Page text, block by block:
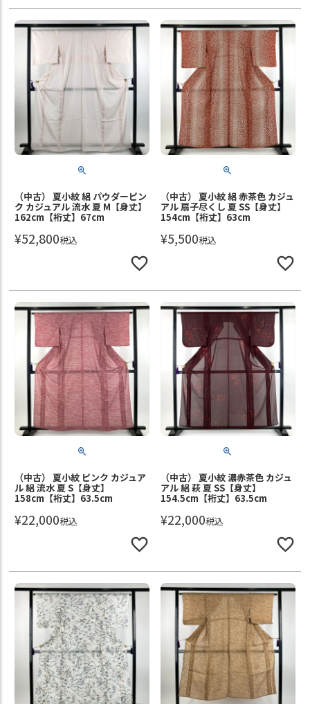
（中古） 夏小紋 絽 パウダーピン
ク カジュアル 流水 夏 M【身丈】
162cm【裄丈】67cm
¥52,800税込
（中古） 夏小紋 絽 赤茶色 カジュ
アル 扇子尽くし 夏 SS【身丈】
154cm【裄丈】63cm
¥5,500税込
（中古） 夏小紋 ピンク カジュア
ル 絽 流水 夏 S【身丈】
158cm【裄丈】63.5cm
¥22,000税込
（中古） 夏小紋 濃赤茶色 カジュ
アル 絽 萩 夏 SS【身丈】
154.5cm【裄丈】63.5cm
¥22,000税込